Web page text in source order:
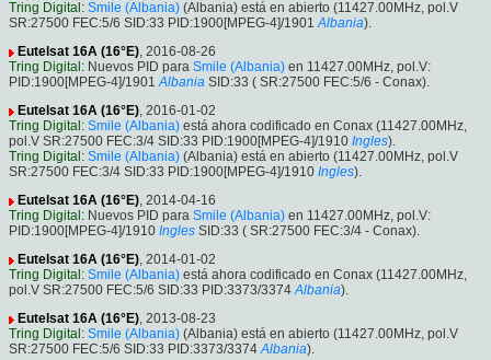
Tring Digital : Smile (Albania) (Albania) está en abierto (11427.00MHz, pol.V
SR:27500 FEC:5/6 SID:33 PID:1900[MPEG-4]/1901 Albania).
Eutelsat 16A (16°E), 2016-08-26
Tring Digital : Nuevos PID para Smile (Albania) en 11427.00MHz, pol.V:
PID:1900[MPEG-4]/1901 Albania SID:33 ( SR:27500 FEC:5/6 - Conax).
Eutelsat 16A (16°E), 2016-01-02
Tring Digital : Smile (Albania) está ahora codificado en Conax (11427.00MHz,
pol.V SR:27500 FEC:3/4 SID:33 PID:1900[MPEG-4]/1910 Ingles).
Tring Digital : Smile (Albania) (Albania) está en abierto (11427.00MHz, pol.V
SR:27500 FEC:3/4 SID:33 PID:1900[MPEG-4]/1910 Ingles).
Eutelsat 16A (16°E), 2014-04-16
Tring Digital : Nuevos PID para Smile (Albania) en 11427.00MHz, pol.V:
PID:1900[MPEG-4]/1910 Ingles SID:33 ( SR:27500 FEC:3/4 - Conax).
Eutelsat 16A (16°E), 2014-01-02
Tring Digital : Smile (Albania) está ahora codificado en Conax (11427.00MHz,
pol.V SR:27500 FEC:5/6 SID:33 PID:3373/3374 Albania).
Eutelsat 16A (16°E), 2013-08-23
Tring Digital : Smile (Albania) (Albania) está en abierto (11427.00MHz, pol.V
SR:27500 FEC:5/6 SID:33 PID:3373/3374 Albania).